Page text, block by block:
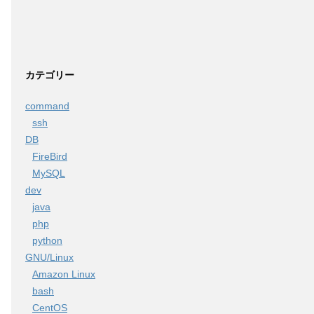
カテゴリー
command
ssh
DB
FireBird
MySQL
dev
java
php
python
GNU/Linux
Amazon Linux
bash
CentOS